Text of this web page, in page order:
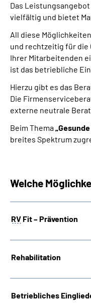
Das
vielfältig und bietet
All diese
und rechtzeitig für
Ihrer Mitarbeitenden
ist das betriebliche
Hierzu gibt es das
Die
externe neutrale
Beim Thema
breites Spektrum
Welche
RV Fit – Prävention
Rehabilitation
Betriebliches